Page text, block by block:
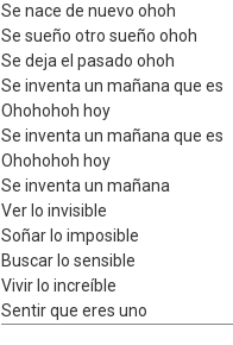
Se nace de nuevo ohoh
Se sueño otro sueño ohoh
Se deja el pasado ohoh
Se inventa un mañana que es
Ohohohoh hoy
Se inventa un mañana que es
Ohohohoh hoy
Se inventa un mañana
Ver lo invisible
Soñar lo imposible
Buscar lo sensible
Vivir lo increíble
Sentir que eres uno